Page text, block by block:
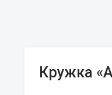
Кружка